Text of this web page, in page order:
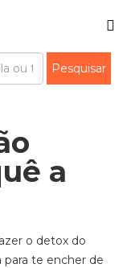
a
o detox do
te encher de